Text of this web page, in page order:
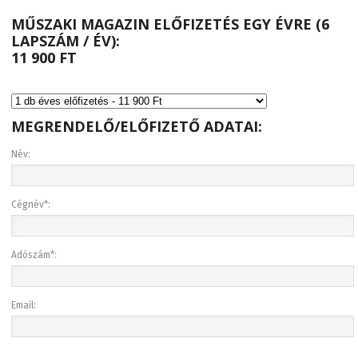
MŰSZAKI MAGAZIN ELŐFIZETÉS EGY ÉVRE (6
LAPSZÁM / ÉV):
11 900 FT
MEGRENDELŐ/ELŐFIZETŐ ADATAI:
Név:
Cégnév*:
Adószám*:
Email: